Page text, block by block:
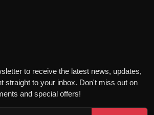
to receive the latest news, updates,
straight to your inbox. Don't miss out on
and special offers!